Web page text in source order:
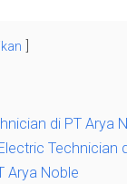
di PT Arya
Technician
Arya Noble